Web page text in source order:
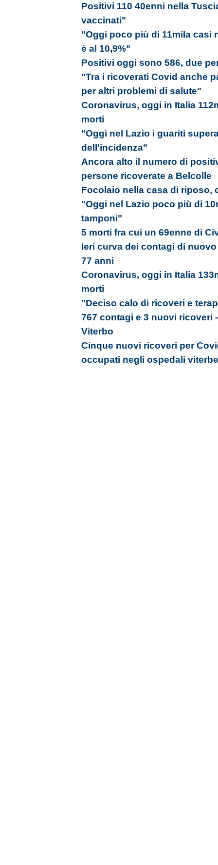
Positivi 110 40enni nella
vaccinati"
"Oggi poco più di 11mila casi
è al 10,9%"
Positivi oggi sono 586, due
"Tra i ricoverati Covid anche
per altri problemi di salute"
Coronavirus, oggi in Italia
morti
"Oggi nel Lazio i guariti
dell'incidenza"
Ancora alto il numero di
persone ricoverate a Belcolle
Focolaio nella casa di riposo,
"Oggi nel Lazio poco più di
tamponi"
5 morti fra cui un 69enne di
Ieri curva dei contagi di
77 anni
Coronavirus, oggi in Italia
morti
"Deciso calo di ricoveri e
767 contagi e 3 nuovi ricoveri
Viterbo
Cinque nuovi ricoveri per
occupati negli ospedali